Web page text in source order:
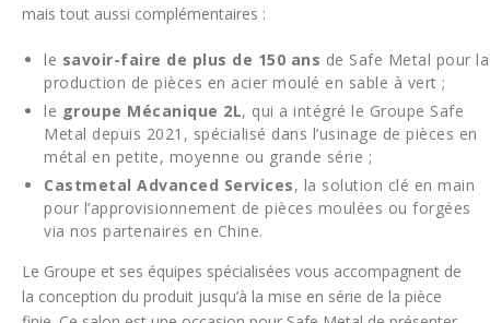
mais tout aussi complémentaires :
le savoir-faire de plus de 150 ans de Safe Metal pour la
production de pièces en acier moulé en sable à vert ;
le groupe Mécanique 2L, qui a intégré le Groupe Safe
Metal depuis 2021, spécialisé dans l’usinage de pièces en
métal en petite, moyenne ou grande série ;
Castmetal Advanced Services, la solution clé en main
pour l’approvisionnement de pièces moulées ou forgées
via nos partenaires en Chine.
Le Groupe et ses équipes spécialisées vous accompagnent de
la conception du produit jusqu’à la mise en série de la pièce